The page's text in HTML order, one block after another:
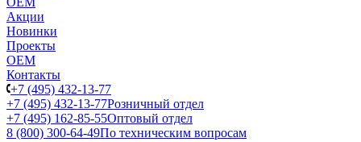
Акции
Новинки
Проекты
ОЕМ
Контакты
+7 (495) 432-13-77
+7 (495) 432-13-77Розничный отдел
+7 (495) 162-85-55Оптовый отдел
8 (800) 300-64-49По техническим вопросам